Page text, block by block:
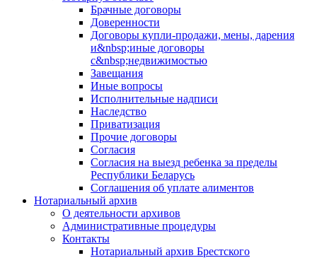
Брачные договоры
Доверенности
Договоры купли-продажи, мены, дарения
и&nbsp;иные договоры
с&nbsp;недвижимостью
Завещания
Иные вопросы
Исполнительные надписи
Наследство
Приватизация
Прочие договоры
Согласия
Согласия на выезд ребенка за пределы
Республики Беларусь
Соглашения об уплате алиментов
Нотариальный архив
О деятельности архивов
Административные процедуры
Контакты
Нотариальный архив Брестского